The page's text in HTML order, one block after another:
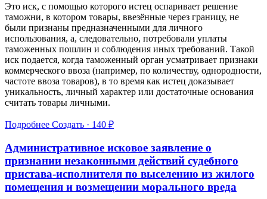
Это иск, с помощью которого истец оспаривает решение
таможни, в котором товары, ввезённые через границу, не
были признаны предназначенными для личного
использования, а, следовательно, потребовали уплаты
таможенных пошлин и соблюдения иных требований. Такой
иск подается, когда таможенный орган усматривает признаки
коммерческого ввоза (например, по количеству, однородности,
частоте ввоза товаров), в то время как истец доказывает
уникальность, личный характер или достаточные основания
считать товары личными.
Подробнее Создать · 140 ₽
Административное исковое заявление о
признании незаконными действий судебного
пристава-исполнителя по выселению из жилого
помещения и возмещении морального вреда